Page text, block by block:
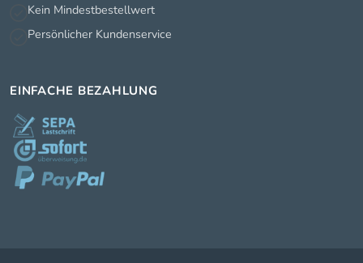
Kein Mindestbestellwert
Persönlicher Kundenservice
EINFACHE BEZAHLUNG